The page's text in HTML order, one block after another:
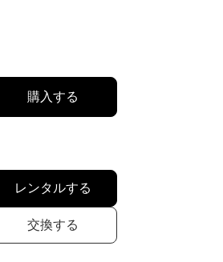
購入する
レンタルする
交換する